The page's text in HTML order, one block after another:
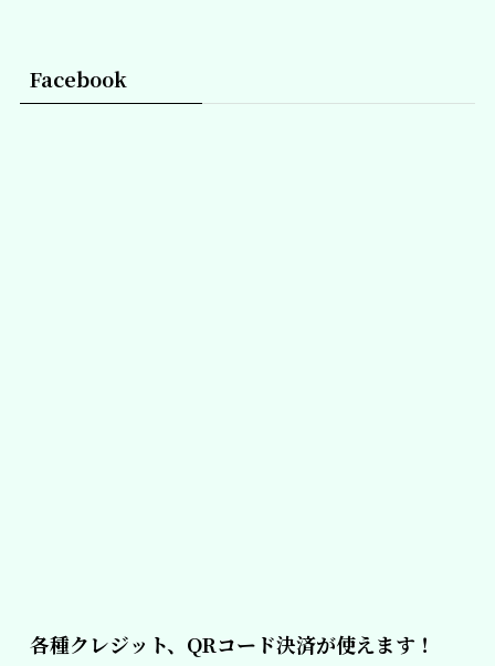
Facebook
各種クレジット、QRコード決済が使えます！